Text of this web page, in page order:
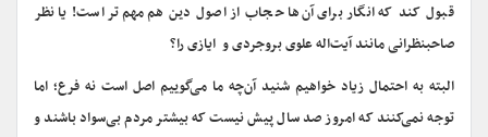
قبول کند که انگار برای آن‌ها حجاب از اصول دین هم مهم‌تر است! یا نظر
صاحبنظرانی مانند آیت‌اله علوی بروجردی و ایازی را؟
البته به احتمال زیاد خواهیم شنید آن‌چه ما می‌گوییم اصل است نه فرع؛ اما
توجه نمی‌کنند که امروز صد سال پیش نیست که بیشتر مردم بی‌سواد باشند و